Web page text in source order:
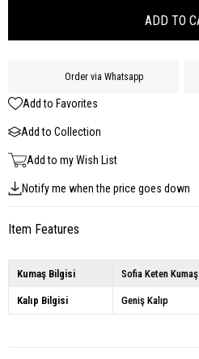
Order via Whatsapp
Add to Favorites
Add to Collection
Add to my Wish List
Notify me when the price goes down
Item Features
Kumaş Bilgisi Sofia Keten Kumaş
Kalıp Bilgisi Geniş Kalıp